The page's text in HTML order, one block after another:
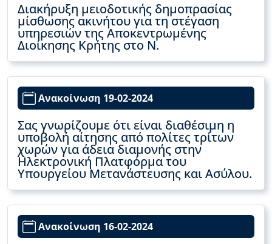
Διακήρυξη μειοδοτικής δημοπρασίας
μίσθωσης ακινήτου για τη στέγαση
υπηρεσιών της Αποκεντρωμένης
Διοίκησης Κρήτης στο Ν.
Ανακοίνωση 19-02-2024
Σας γνωρίζουμε ότι είναι διαθέσιμη η
υποβολή αίτησης από πολίτες τρίτων
χωρών για άδεια διαμονής στην
Ηλεκτρονική Πλατφόρμα του
Υπουργείου Μετανάστευσης και Ασύλου.
Ανακοίνωση 16-02-2024